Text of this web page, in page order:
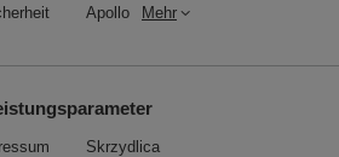
Apollo Mehr
Skrzydlica